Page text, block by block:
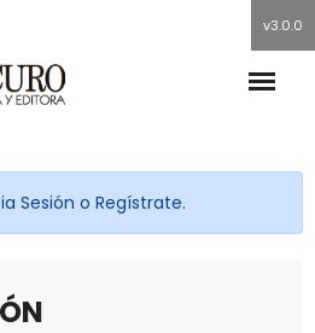
v3.0.0
Sesión o Regístrate.